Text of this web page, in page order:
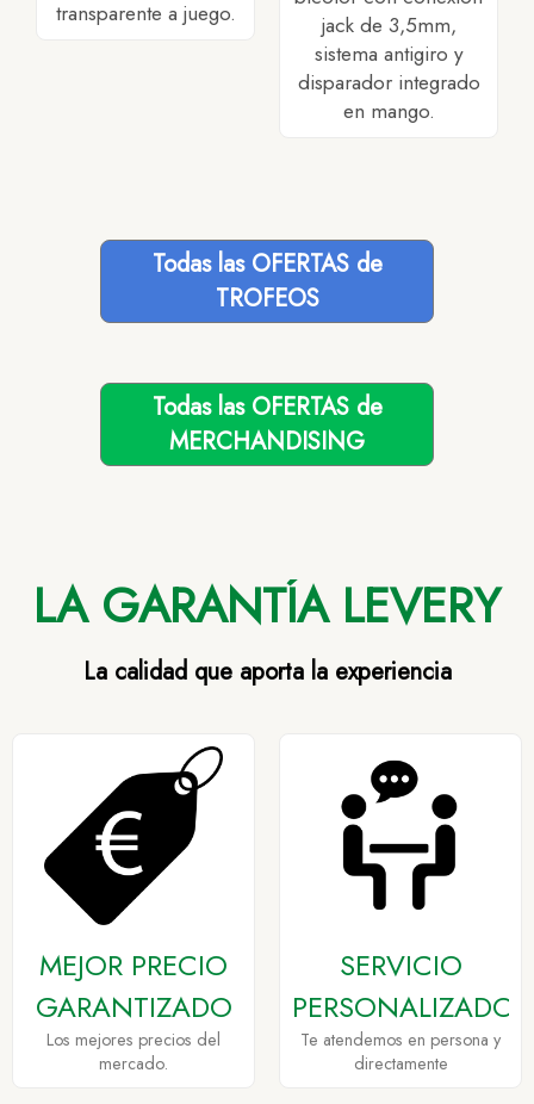
transparente a juego.
jack de 3,5mm,
sistema antigiro y
disparador integrado
en mango.
Todas las OFERTAS de
TROFEOS
Todas las OFERTAS de
MERCHANDISING
LA GARANTÍA LEVERY
La calidad que aporta la experiencia
MEJOR PRECIO
GARANTIZADO
Los mejores precios del
mercado.
SERVICIO
PERSONALIZADO
Te atendemos en persona y
directamente